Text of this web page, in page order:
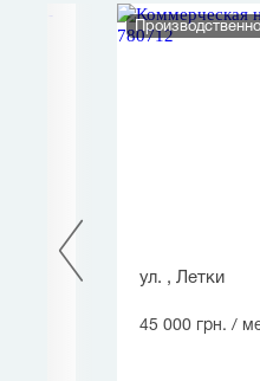
ул. , Летки
45 000 грн. /